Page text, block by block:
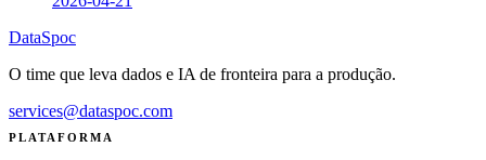
DataSpoc
O time que leva dados e IA de fronteira para a produção.
services@dataspoc.com
PLATAFORMA